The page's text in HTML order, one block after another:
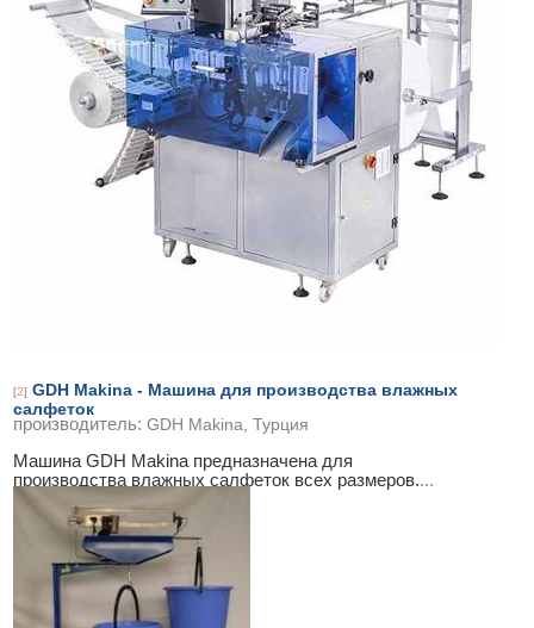
[2] GDH Makina - Машина для производства влажных
салфеток
Машина GDH Makina предназначена для
производства влажных салфеток всех размеров....
производитель: GDH Makina, Турция